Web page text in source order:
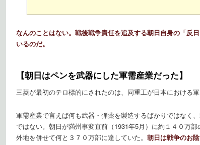
なんのことはない。戦後戦争責任を追及する朝日自身の「反
いるのだ。
【朝日はペンを武器にした軍需産業だった】
三菱が最初のテロ標的にされたのは、同重工が日本における
軍需産業で言えば何も武器・弾薬を製造するばかりではなく
ではない。朝日が満州事変直前（1931年5月）に約１４０万
外地を併せて何と３７０万部に達していた。 朝日は戦争のお